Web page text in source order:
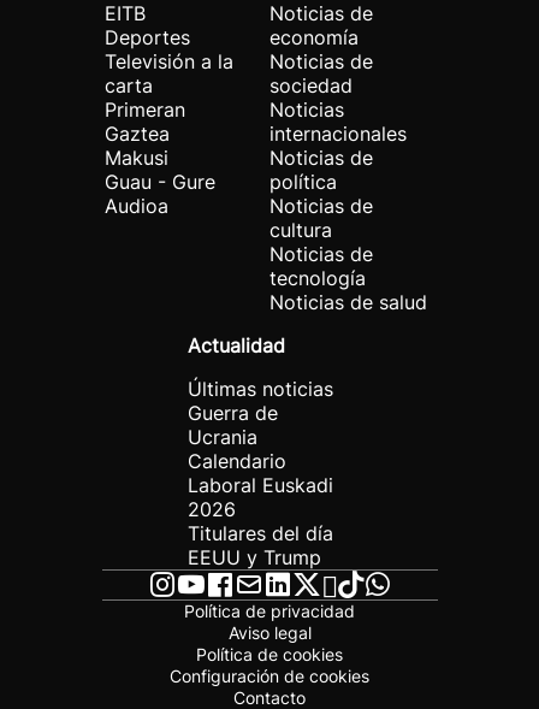
EITB
Deportes
Televisión a la
carta
Primeran
Gaztea
Makusi
Guau - Gure
Audioa
Noticias de
economía
Noticias de
sociedad
Noticias
internacionales
Noticias de
política
Noticias de
cultura
Noticias de
tecnología
Noticias de salud
Actualidad
Últimas noticias
Guerra de
Ucrania
Calendario
Laboral Euskadi
2026
Titulares del día
EEUU y Trump
Política de privacidad
Aviso legal
Política de cookies
Configuración de cookies
Contacto